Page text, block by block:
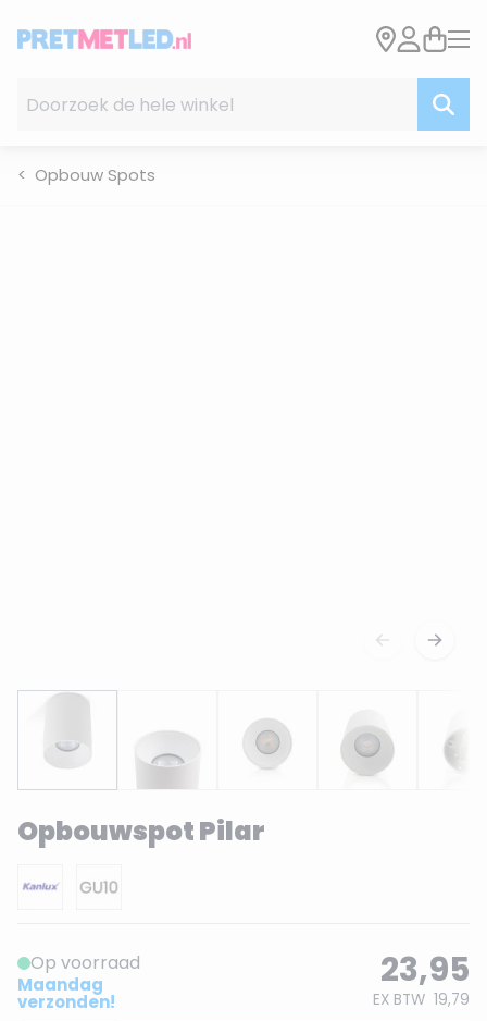
Opbouw Spots
Opbouwspot Pilar
Op voorraad
Maandag
verzonden!
23,95
EX BTW 19,79